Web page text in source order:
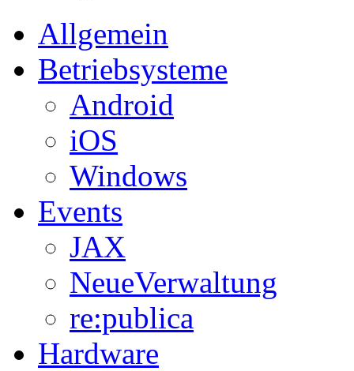
Allgemein
Betriebsysteme
Android
iOS
Windows
Events
JAX
NeueVerwaltung
re:publica
Hardware